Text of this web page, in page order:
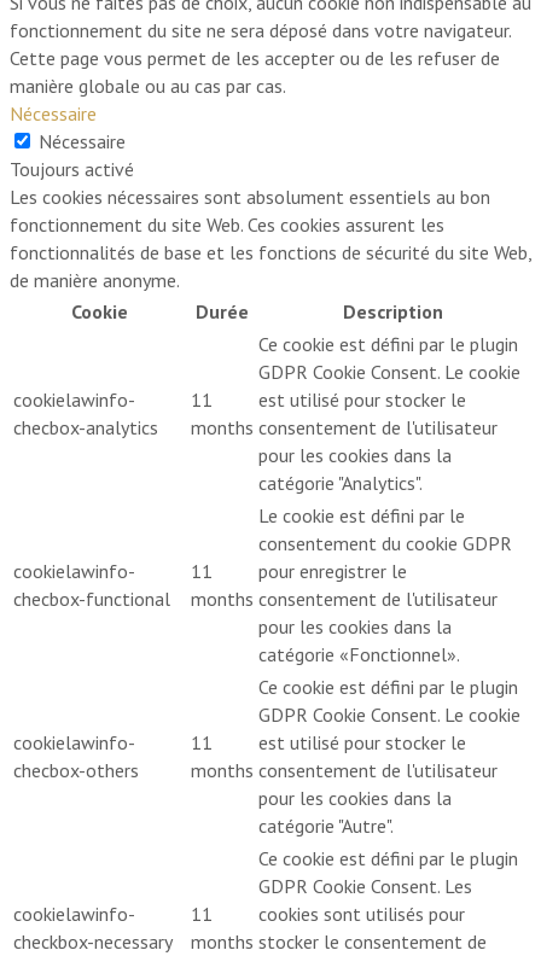
fonctionnement du site ne sera déposé dans votre navigateur.
Cette page vous permet de les accepter ou de les refuser de
manière globale ou au cas par cas.
Nécessaire
Nécessaire
Toujours activé
Les cookies nécessaires sont absolument essentiels au bon
fonctionnement du site Web. Ces cookies assurent les
fonctionnalités de base et les fonctions de sécurité du site Web,
de manière anonyme.
Cookie
Durée Description
cookielawinfo-
checbox-analytics
11
months
Ce cookie est défini par le plugin
GDPR Cookie Consent. Le cookie
est utilisé pour stocker le
consentement de l'utilisateur
pour les cookies dans la
catégorie "Analytics".
cookielawinfo-
checbox-functional
11
months
Le cookie est défini par le
consentement du cookie GDPR
pour enregistrer le
consentement de l'utilisateur
pour les cookies dans la
catégorie «Fonctionnel».
cookielawinfo-
checbox-others
11
months
Ce cookie est défini par le plugin
GDPR Cookie Consent. Le cookie
est utilisé pour stocker le
consentement de l'utilisateur
pour les cookies dans la
catégorie "Autre".
cookielawinfo-
checkbox-necessary
11
months
Ce cookie est défini par le plugin
GDPR Cookie Consent. Les
cookies sont utilisés pour
stocker le consentement de